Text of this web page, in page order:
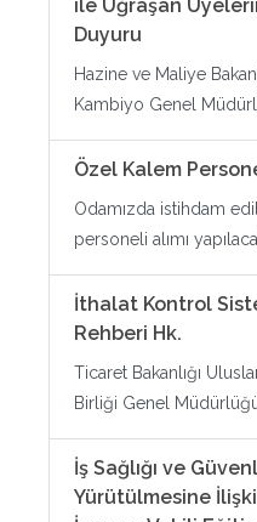
ile Uğraşan
Duyuru
Hazine ve Maliye
Kambiyo Genel
Özel Kalem
Odamızda istihdam
personeli alımı
İthalat Kontrol
Rehberi Hk.
Ticaret Bakanlığı
Birliği Genel
İş Sağlığı ve
Yürütülmesine